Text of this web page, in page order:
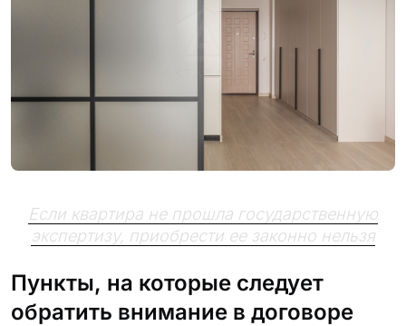
Если квартира не прошла государственную
экспертизу, приобрести ее законно нельзя
Пункты, на которые следует
обратить внимание в договоре